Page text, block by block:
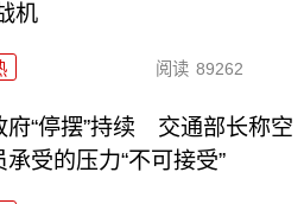
机
阅读 89262
府“停摆”持续 交通部长称空
承受的压力“不可接受”